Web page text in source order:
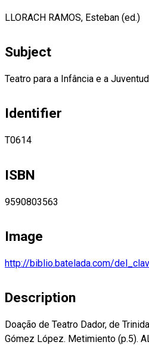
LLORACH RAMOS, Esteban (ed.)
Subject
Teatro para a Infância e a
Identifier
T0614
ISBN
9590803563
Image
http://biblio.batelada.com/
Description
Doação de Teatro Dador, de
Gómez López. Metimiento (p.5).